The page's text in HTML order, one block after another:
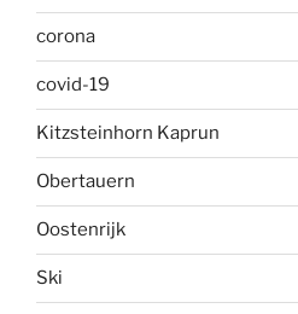
corona
covid-19
Kitzsteinhorn Kaprun
Obertauern
Oostenrijk
Ski